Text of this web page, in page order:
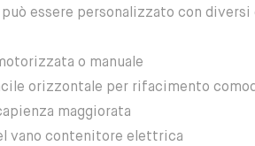
essere personalizzato con
o manuale
orizzontale per rifacimento
maggiorata
vano contenitore elettrica